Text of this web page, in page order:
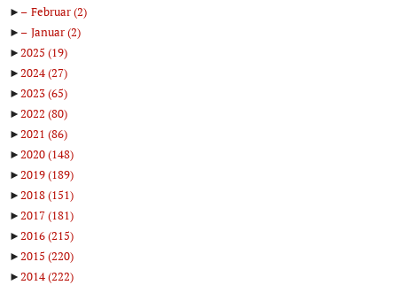
►
Februar(2)
►
Januar(2)
► 2025 (19)
► 2024(27)
► 2023(65)
► 2022 (80)
► 2021 (86)
► 2020(148)
► 2019(189)
► 2018(151)
► 2017(181)
► 2016(215)
► 2015 (220)
► 2014(222)